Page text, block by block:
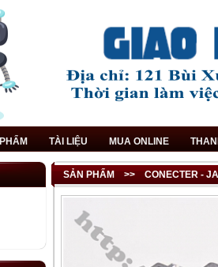
TÀI LIỆU MUA ONLINE
SẢN PHẨM >> CONECTER -